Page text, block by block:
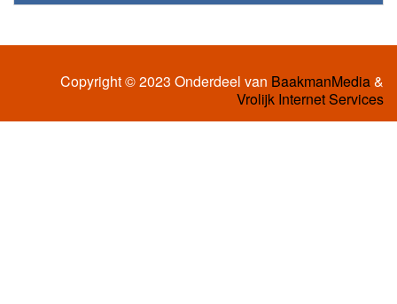
Copyright © 2023 Onderdeel van BaakmanMedia&
Vrolijk Internet Services